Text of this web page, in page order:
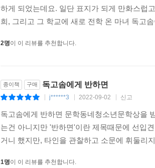
하게 되었는데요. 일단 표지가 되게 만화스럽
희, 그리고 그 학교에 새로 전학 온 마녀 독고
2명이 이 리뷰를 추천합니다.
종이책 구매 독고솜에게 반하면
j******3 2022-09-02 신고
독고솜에게 반하면 문학동네청소년문학상을
는건 아니지만 '반하면'이란 제목때문에 선입
거니 했지만, 타인을 관찰하고 소문에 휘둘리
1명이 이 리뷰를 추천합니다.